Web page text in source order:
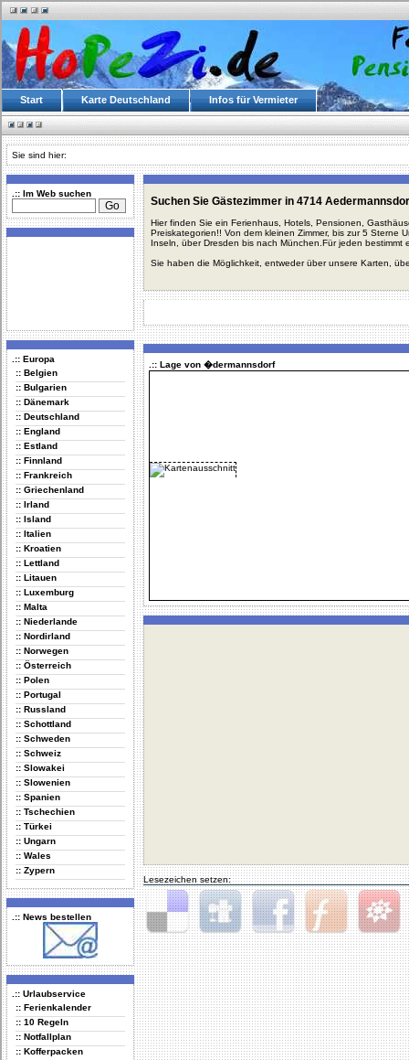
Start Karte Deutschland Infos für Vermieter
Sie sind hier:
.:: Im Web suchen
.:: Europa
:: Belgien
:: Bulgarien
:: Dänemark
:: Deutschland
:: England
:: Estland
:: Finnland
:: Frankreich
:: Griechenland
:: Irland
:: Island
:: Italien
:: Kroatien
:: Lettland
:: Litauen
:: Luxemburg
:: Malta
:: Niederlande
:: Nordirland
:: Norwegen
:: Österreich
:: Polen
:: Portugal
:: Russland
:: Schottland
:: Schweden
:: Schweiz
:: Slowakei
:: Slowenien
:: Spanien
:: Tschechien
:: Türkei
:: Ungarn
:: Wales
:: Zypern
.:: News bestellen
.:: Urlaubservice
:: Ferienkalender
:: 10 Regeln
:: Notfallplan
:: Kofferpacken
Suchen Sie Gästezimmer in 4714
Hier finden Sie ein Ferienhaus, Hotels, Pensionen,
Preiskategorien!! Von dem kleinen Zimmer, bis zur 5 Sterne
Inseln, über Dresden bis nach München.Für jeden bestimmt
Sie haben die Möglichkeit, entweder über unsere Karten,
.:: Lage von �dermannsdorf
Lesezeichen setzen:
Delicious Digg Facebook Furl StudiVZ